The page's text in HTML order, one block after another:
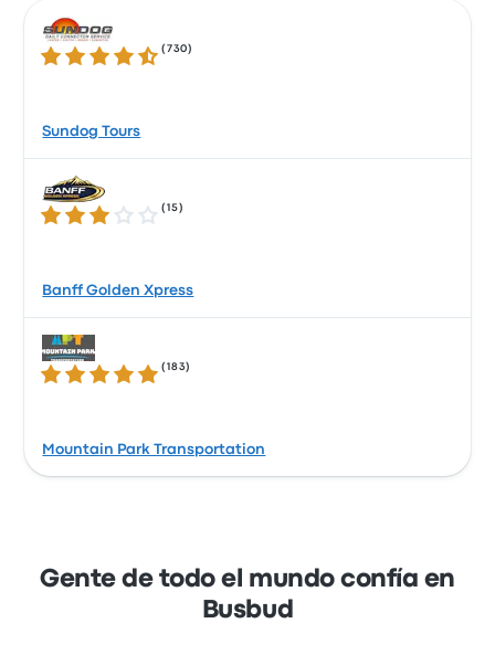
4.4 sobre 5 estrellas
(730 )
Sundog Tours
3.0 sobre 5 estrellas
(15 )
Banff Golden Xpress
4.8 sobre 5 estrellas
(183)
Mountain Park Transportation
Gente de todo el mundo confía en
Busbud